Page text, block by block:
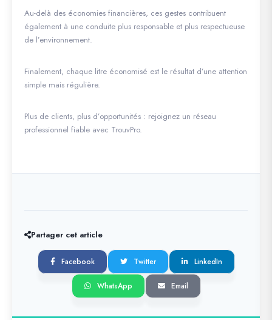
Au-delà des économies financières, ces gestes contribuent
également à une conduite plus responsable et plus respectueuse
de l’environnement.
Finalement, chaque litre économisé est le résultat d’une attention
simple mais régulière.
Plus de clients, plus d’opportunités : rejoignez un réseau
professionnel fiable avec TrouvPro.
Partager cet article
Facebook Twitter LinkedIn
WhatsApp Email